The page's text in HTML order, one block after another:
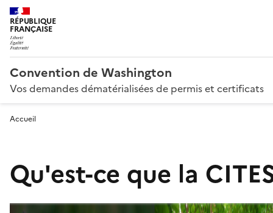
RÉPUBLIQUE
FRANÇAISE
Convention de Washington
Vos demandes dématérialisées de permis et certificats
Accueil
Qu'est-ce que la